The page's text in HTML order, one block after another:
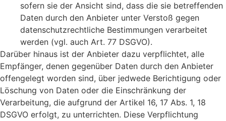
sofern sie der Ansicht sind, dass die sie betreffenden
Daten durch den Anbieter unter Verstoß gegen
datenschutzrechtliche Bestimmungen verarbeitet
werden (vgl. auch Art. 77 DSGVO).
Darüber hinaus ist der Anbieter dazu verpflichtet, alle
Empfänger, denen gegenüber Daten durch den Anbieter
offengelegt worden sind, über jedwede Berichtigung oder
Löschung von Daten oder die Einschränkung der
Verarbeitung, die aufgrund der Artikel 16, 17 Abs. 1, 18
DSGVO erfolgt, zu unterrichten. Diese Verpflichtung